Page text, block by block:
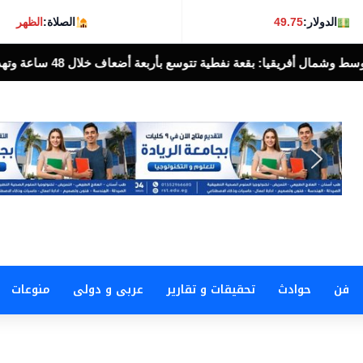
الدولار:49.75 الصلاة:الظهر
48 ساعة وتهدد محمية بحرية فريدة في عُمان
فن حوادث تحقيقات و تقارير عربى و دولى منوعات